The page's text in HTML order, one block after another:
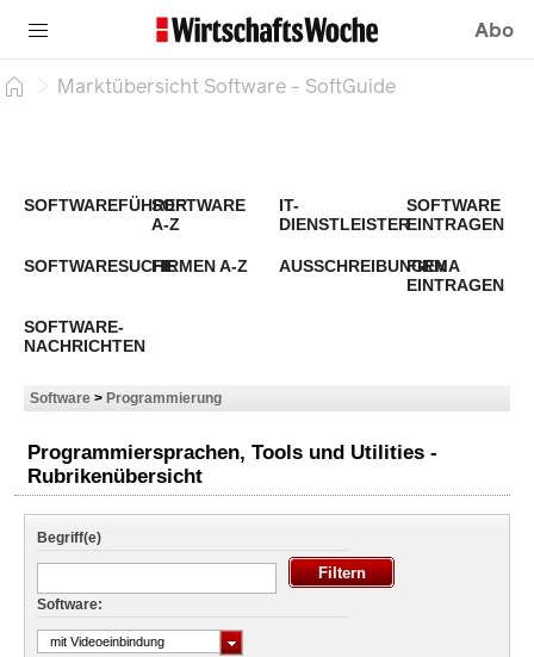
Abo
Marktübersicht Software - SoftGuide
SOFTWAREFÜHRERSOFTWARE
A-Z
IT-
DIENSTLEISTER
SOFTWARE
EINTRAGEN
SOFTWARESUCHEFIRMEN A-Z AUSSCHREIBUNGEN
FIRMA
EINTRAGEN
SOFTWARE-
NACHRICHTEN
Software > Programmierung
Programmiersprachen, Tools und Utilities -
Rubrikenübersicht
Begriff(e)
Software:
mit Videoeinbindung